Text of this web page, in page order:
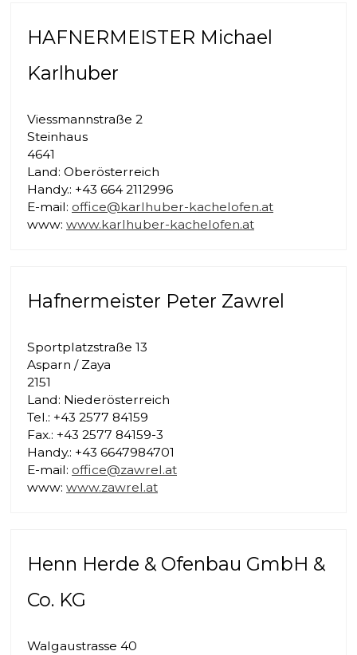
HAFNERMEISTER Michael
Karlhuber
Viessmannstraße 2
Steinhaus
4641
Land: Oberösterreich
Handy.: +43 664 2112996
E-mail: office@karlhuber-kachelofen.at
www: www.karlhuber-kachelofen.at
Hafnermeister Peter Zawrel
Sportplatzstraße 13
Asparn / Zaya
2151
Land: Niederösterreich
Tel.: +43 2577 84159
Fax.: +43 2577 84159-3
Handy.: +43 6647984701
E-mail: office@zawrel.at
www: www.zawrel.at
Henn Herde & Ofenbau GmbH &
Co. KG
Walgaustrasse 40